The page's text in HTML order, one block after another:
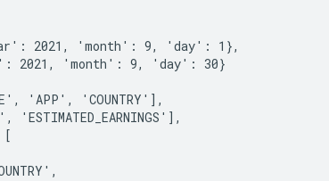
2021, 'month': 9, 'day': 1},
2021, 'month': 9, 'day': 30}
'APP', 'COUNTRY'],
'ESTIMATED_EARNINGS'],